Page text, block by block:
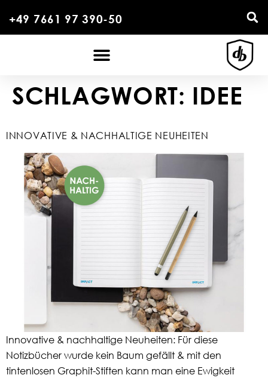
+49 7661 97 390-50
SCHLAGWORT: IDEE
INNOVATIVE & NACHHALTIGE NEUHEITEN
Innovative & nachhaltige Neuheiten: Für diese
Notizbücher wurde kein Baum gefällt & mit den
tintenlosen Graphit-Stiften kann man eine Ewigkeit